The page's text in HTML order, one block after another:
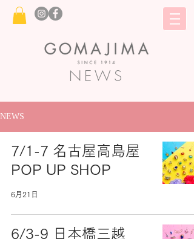
NEWS
NEWS
7/1-7 名古屋高島屋
POP UP SHOP
6月21日
6/3-9 日本橋三越